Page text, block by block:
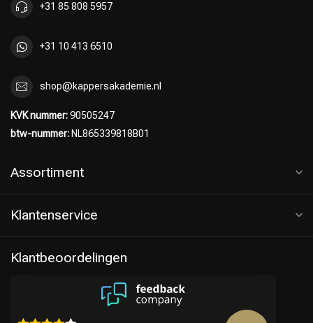
+31 85 808 5957
+31 10 413 6510
shop@kappersakademie.nl
KVK nummer:90505247
btw-nummer: NL865339818B01
Assortiment
Klantenservice
Klantbeoordelingen